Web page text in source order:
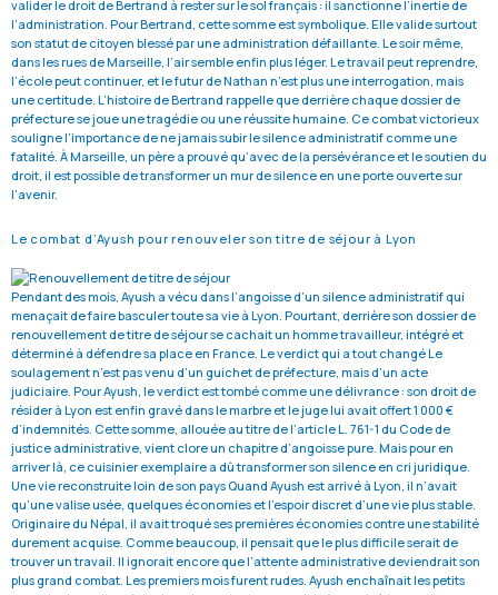
valider le droit de Bertrand à rester sur le sol français : il sanctionne l’inertie de
l’administration. Pour Bertrand, cette somme est symbolique. Elle valide surtout
son statut de citoyen blessé par une administration défaillante. Le soir même,
dans les rues de Marseille, l’air semble enfin plus léger. Le travail peut reprendre,
l’école peut continuer, et le futur de Nathan n’est plus une interrogation, mais
une certitude. L’histoire de Bertrand rappelle que derrière chaque dossier de
préfecture se joue une tragédie ou une réussite humaine. Ce combat victorieux
souligne l’importance de ne jamais subir le silence administratif comme une
fatalité. À Marseille, un père a prouvé qu’avec de la persévérance et le soutien du
droit, il est possible de transformer un mur de silence en une porte ouverte sur
l’avenir.
Le combat d’Ayush pour renouveler son titre de séjour à Lyon
Pendant des mois, Ayush a vécu dans l’angoisse d’un silence administratif qui
menaçait de faire basculer toute sa vie à Lyon. Pourtant, derrière son dossier de
renouvellement de titre de séjour se cachait un homme travailleur, intégré et
déterminé à défendre sa place en France. Le verdict qui a tout changé Le
soulagement n’est pas venu d’un guichet de préfecture, mais d’un acte
judiciaire. Pour Ayush, le verdict est tombé comme une délivrance : son droit de
résider à Lyon est enfin gravé dans le marbre et le juge lui avait offert 1 000 €
d’indemnités. Cette somme, allouée au titre de l’article L. 761-1 du Code de
justice administrative, vient clore un chapitre d’angoisse pure. Mais pour en
arriver là, ce cuisinier exemplaire a dû transformer son silence en cri juridique.
Une vie reconstruite loin de son pays Quand Ayush est arrivé à Lyon, il n’avait
qu’une valise usée, quelques économies et l’espoir discret d’une vie plus stable.
Originaire du Népal, il avait troqué ses premières économies contre une stabilité
durement acquise. Comme beaucoup, il pensait que le plus difficile serait de
trouver un travail. Il ignorait encore que l’attente administrative deviendrait son
plus grand combat. Les premiers mois furent rudes. Ayush enchaînait les petits